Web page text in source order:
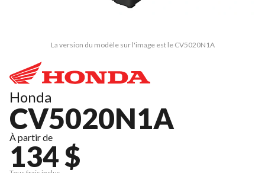
La version du modèle sur l'image est le CV5020N1A
Honda
CV5020N1A
À partir de
134 $